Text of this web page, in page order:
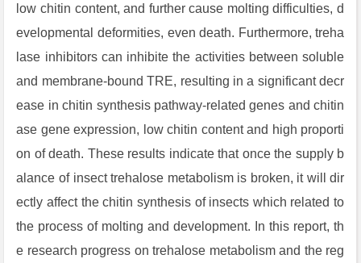
low chitin content, and further cause molting difficulties, d
evelopmental deformities, even death. Furthermore, treha
lase inhibitors can inhibite the activities between soluble
and membrane-bound TRE, resulting in a significant decr
ease in chitin synthesis pathway-related genes and chitin
ase gene expression, low chitin content and high proporti
on of death. These results indicate that once the supply b
alance of insect trehalose metabolism is broken, it will dir
ectly affect the chitin synthesis of insects which related to
the process of molting and development. In this report, th
e research progress on trehalose metabolism and the reg